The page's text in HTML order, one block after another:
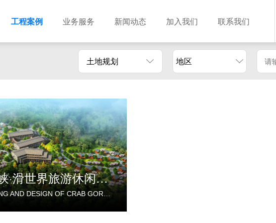
工程案例
市政设计
水利设计
风景园林
土地规划
城乡规划
工程测绘
工程咨询
工程造价
华东
业务服务 新闻动态 加入我们 联系我们
土地规划 地区
螃蟹峡·滑世界旅游休闲度假区规划设计